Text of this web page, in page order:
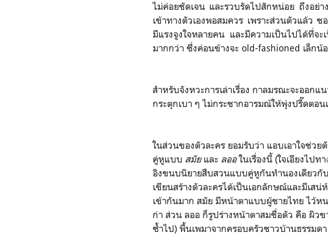
ไม่ค่อยชัดเจน และรวบรัดไปสักหน่อย ถึงอย่า
เข้าทางตัวเองพอสมควร เพราะส่วนตัวแล้ว ช
มีแรงจงใจหลายคน และมีความเป็นไปได้ที่จะ
มากกว่า ซึ่งค่อนข้างจะ old-fashioned เล็ก
สำหรับจังหวะการเล่าเรื่อง กาลมรณะจะออกแน
กระตุกเบา ๆ ไม่กระชากอารมณ์ให้พุ่งปรี๊ดตอน
ในส่วนของตัวละคร ยอมรับว่า แอบเอาใจช่วย
คู่หูแบบ สมัยและ ลออในเรื่องนี้ (ใจเอียงไปท
อิงขนบนิยายสืบสวนแบบคู่หูกันทำนองเดียวกั
เขียนสร้างตัวละครได้เป็นเอกลักษณ์และมีเส
เข้ากันมาก สมัย มีหน้าตาแบบผู้ชายไทย ไว้ห
ก่า ส่วน ลออ ก็รูปร่างหน้าตาสมชื่อตัว คือ ผิว
ซ้ำไป) พื้นเพมาจากครอบครัวชาวบ้านธรรมดา